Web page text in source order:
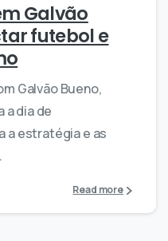
Galvão
futebol e
Galvão Bueno,
a dia de
a estratégia e as
Read more